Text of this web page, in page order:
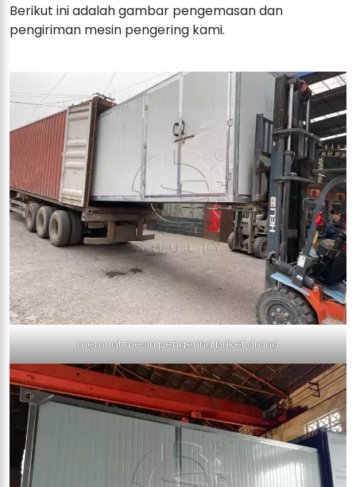
Berikut ini adalah gambar pengemasan dan
pengiriman mesin pengering kami.
memuat mesin pengering briket arang